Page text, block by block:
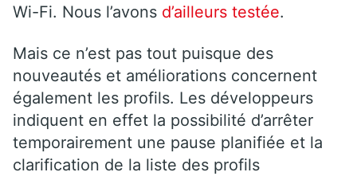
Wi-Fi. Nous l’avons d’ailleurs testée.
Mais ce n’est pas tout puisque des
nouveautés et améliorations concernent
également les profils. Les développeurs
indiquent en effet la possibilité d’arrêter
temporairement une pause planifiée et la
clarification de la liste des profils